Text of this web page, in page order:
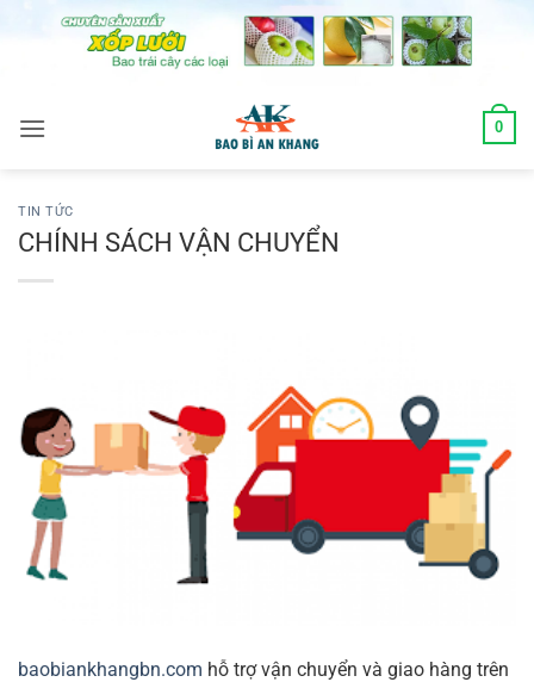
0
TIN TỨC
CHÍNH SÁCH VẬN CHUYỂN
baobiankhangbn.com hỗ trợ vận chuyển và giao hàng trên